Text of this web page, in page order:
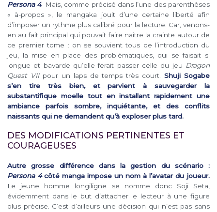
Persona 4. Mais, comme précisé dans l’une des parenthèses
« à-propos », le mangaka jouit d’une certaine liberté afin
d’imposer un rythme plus calibré pour la lecture. Car, venons-
en au fait principal qui pouvait faire naitre la crainte autour de
ce premier tome : on se souvient tous de l’introduction du
jeu, la mise en place des problématiques, qui se faisait si
longue et bavarde qu’elle ferait passer celle du jeu Dragon
Quest VIIpour un laps de temps très court.Shuji Sogabe
s’en tire très bien, et parvient à sauvegarder la
substantifique moelle tout en installant rapidement une
ambiance parfois sombre, inquiétante, et des conflits
naissants qui ne demandent qu’à exploser plus tard.
DES MODIFICATIONS PERTINENTES ET
COURAGEUSES
Autre grosse différence dans la gestion du scénario :
Persona 4côté manga impose un nom à l’avatar du joueur.
Le jeune homme longiligne se nomme donc Soji Seta,
évidemment dans le but d’attacher le lecteur à une figure
plus précise. C’est d’ailleurs une décision qui n’est pas sans